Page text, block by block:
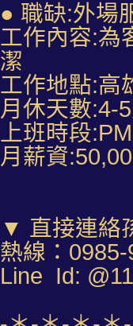
● 職缺:外場
工作內容:為
潔
工作地點:高
月休天數:4-
上班時段
月薪資
▼ 直接連絡
熱線：
Line Id: